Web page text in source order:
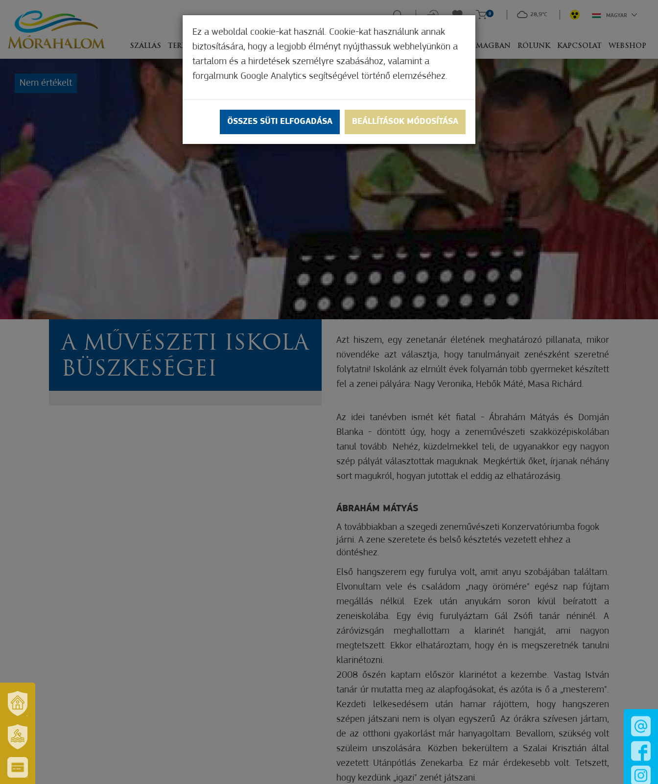
ÉS
TÉRSÉGÜNK
ERZSÉBET
GYÓGYFÜRDŐ
SZÁLLÁS TERÍTÉKEN ÉLMÉNYSZERZÉS ZÖLD FÓKUSZ GYÓGYHELY MERRE, MIVEL CSOMAGBAN RÓLUNK KAPCSOLAT WEBSHOP
0 28,9°C MAGYAR
Nem értékelt
A MŰVÉSZETI ISKOLA
BÜSZKESÉGEI
Azt hiszem, egy zenetanár életének meghatározó pillanata, mikor
növendéke azt választja, hogy tanulmányait zenészként szeretné
folytatni! Iskolánk az elmúlt évek folyamán több gyermeket készített
fel a zenei pályára: Nagy Veronika, Hebők Máté, Masa Richárd.
Az idei tanévben ismét két fiatal - Ábrahám Mátyás és Domján
Blanka - döntött úgy, hogy a zeneművészeti szakközépiskolában
tanul tovább. Nehéz, küzdelmekkel teli, de ugyanakkor egy nagyon
szép pályát választottak maguknak. Megkértük őket, írjanak néhány
sort magukról, hogyan jutottak el eddig az elhatározásig.
ÁBRAHÁM MÁTYÁS
A továbbiakban a szegedi zeneművészeti Konzervatóriumba fogok
járni. A zene szeretete és belső késztetés vezetett ehhez a
döntéshez.
Első hangszerem egy furulya volt, amit anyu szobájában találtam.
Elvonultam vele és családom „nagy örömére" egész nap fújtam
megállás nélkül. Ezek után anyukám soron kívül beíratott a
zeneiskolába. Egy évig furulyáztam Gál Zsófi tanár néninél. A
záróvizsgán meghallottam a klarinét hangját, ami nagyon
megtetszett. Ekkor elhatároztam, hogy én is megszeretnék tanulni
klarinétozni.
2008 őszén kaptam először klarinétot a kezembe. Vastag István
tanár úr mutatta meg az alapfogásokat, és azóta is ő a „mesterem".
Kezdeti lelkesedésem után hamar rájöttem, hogy hangszeren
szépen játszani nem is olyan egyszerű. Az órákra szívesen jártam,
de az otthoni gyakorlást már hanyagoltam. Bevallom, szükség volt
szüleim unszolására. Közben bekerültem a Szalai Krisztián által
vezetett Utánpótlás Zenekarba. Ez már érdekesebb volt. Tetszett,
hogy kezdünk „igazi" zenét játszani.
Ez a weboldal cookie-kat használ. Cookie-kat használunk annak
biztosítására, hogy a legjobb élményt nyújthassuk webhelyünkön a
tartalom és a hirdetések személyre szabásához, valamint a
forgalmunk Google Analytics segítségével történő elemzéséhez.
ÖSSZES SÜTI ELFOGADÁSA BEÁLLÍTÁSOK MÓDOSÍTÁSA